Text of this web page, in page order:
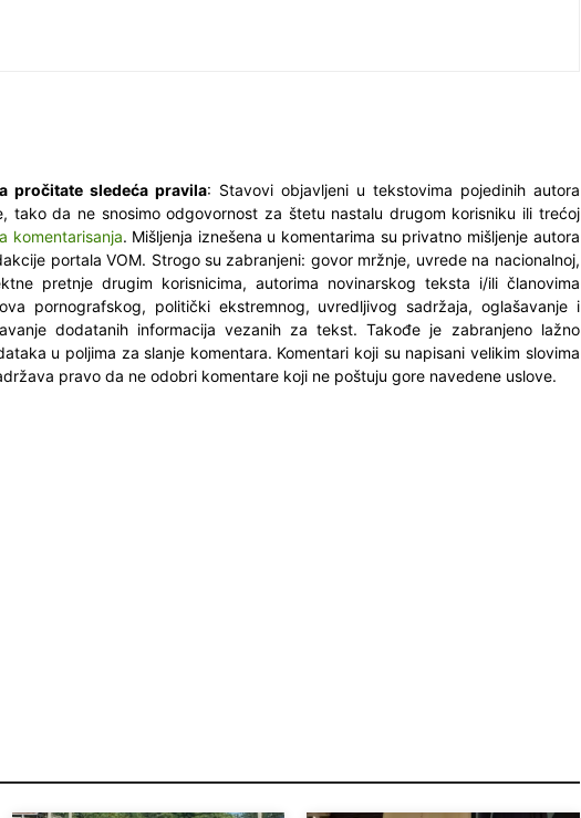
pročitate sledeća pravila: Stavovi objavljeni u tekstovima pojedinih autora
tako da ne snosimo odgovornost za štetu nastalu drugom korisniku ili trećoj
komentarisanja. Mišljenja iznešena u komentarima su privatno mišljenje autora
portala VOM. Strogo su zabranjeni: govor mržnje, uvrede na nacionalnoj,
pretnje drugim korisnicima, autorima novinarskog teksta i/ili članovima
pornografskog, politički ekstremnog, uvredljivog sadržaja, oglašavanje i
dodatanih informacija vezanih za tekst. Takođe je zabranjeno lažno
u poljima za slanje komentara. Komentari koji su napisani velikim slovima
pravo da ne odobri komentare koji ne poštuju gore navedene uslove.